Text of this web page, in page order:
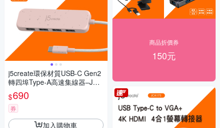
j5create環保材質USB-C Gen2
轉四埠Type-A高速集線器–JCH
341ER(晚霞粉)
$690
券
加入購物車
商品折價券
150元